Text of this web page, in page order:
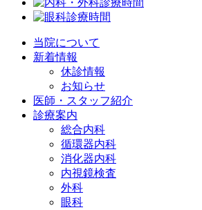
当院について
新着情報
休診情報
お知らせ
医師・スタッフ紹介
診療案内
総合内科
循環器内科
消化器内科
内視鏡検査
外科
眼科